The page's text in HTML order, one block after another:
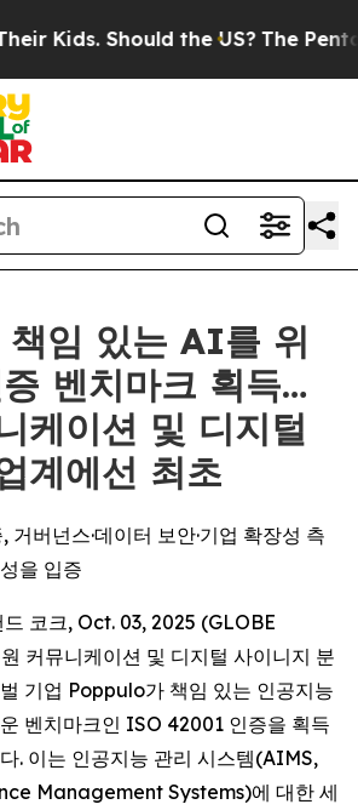
Should the US? The
임 있는 AI를 위
벤치마크 획득…
케이션 및 디지털
계에선 최초
버넌스·데이터 보안·기업 확장성 측
을 입증
코크, Oct. 03, 2025 (GLOBE
커뮤니케이션 및 디지털 사이니지 분
기업 Poppulo가 책임 있는 인공지능
벤치마크인 ISO 42001 인증을 획득
. 이는 인공지능 관리 시스템(AIMS,
Management Systems)에 대한 세